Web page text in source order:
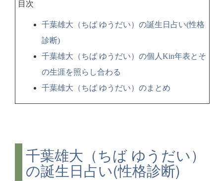
目次
千葉雄大（ちば ゆうだい）の誕生日占い(性格
診断)
千葉雄大（ちば ゆうだい）の個人Kin年表とそ
の生涯を照らし合わる
千葉雄大（ちば ゆうだい）のまとめ
千葉雄大（ちば ゆうだい）
の誕生日占い(性格診断)